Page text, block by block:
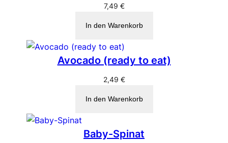
7,49 €
In den Warenkorb
Avocado (ready to eat)
2,49 €
In den Warenkorb
Baby-Spinat